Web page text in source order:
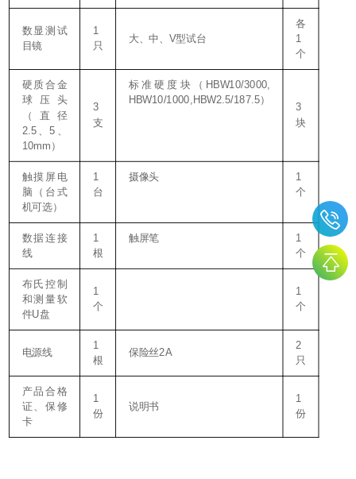
数显测试
目镜
1
只
大、中、V型试台
各
1
个
硬质合金
球压头
（直径
2.5 、5 、
10mm ）
3
支
标准硬度块（ HBW10/3000,
HBW10/1000,HBW2.5/187.5）
3
块
触摸屏电
脑（台式
机可选）
1
台
摄像头 1
个
数据连接
线
1
根
触屏笔 1
个
布氏控制
和测量软
件U盘
1
个
1
个
电源线
1
根
保险丝2A
2
只
产品合格
证、保修
卡
1
份
说明书
1
份